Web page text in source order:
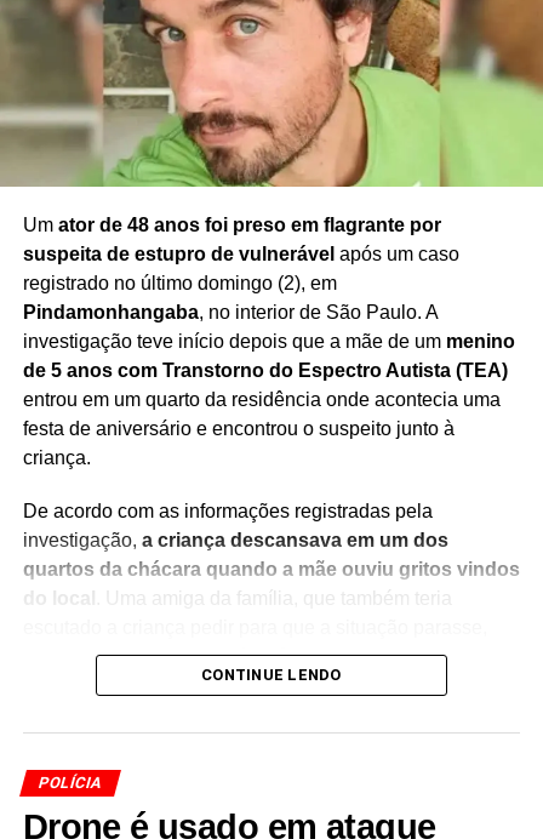
SEQUESTRO ITAPARICA
Empresário de postos de combustível é alvo de
operação por agiotagem e fraudes em licitações
na Bahia
Trabalho escravo é flagrado a 200 m da sede da
polícia em Salvador
Um ator de 48 anos foi preso em flagrante por
suspeita de estupro de vulnerável após um caso
registrado no último domingo (2), em
Pindamonhangaba, no interior de São Paulo. A
investigação teve início depois que a mãe de um menino
de 5 anos com Transtorno do Espectro Autista (TEA)
entrou em um quarto da residência onde acontecia uma
festa de aniversário e encontrou o suspeito junto à
criança.
De acordo com as informações registradas pela
investigação, a criança descansava em um dos
quartos da chácara quando a mãe ouviu gritos vindos
. Uma amiga da família, que também teria
acompanhou a mulher até o cômodo para verificar o que
Ao entrar no quarto,a mãe encontrou o suspeito e a
criança sem roupas sobre a cama
de ocorrência, o menino demonstrava sinais de
desconforto e se queixava de dores. A testemunha relatou
CONTINUE LENDO
POLÍCIA
Drone é usado em ataque